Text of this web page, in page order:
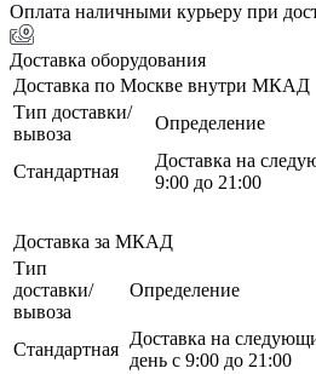
Оплата наличными курьеру при
Доставка оборудования
Доставка по Москве внутри МКАД
Тип доставки/
вывоза
Определение
Стандартная
Доставка на
9:00 до 21:00
Доставка за МКАД
Тип
доставки/
вывоза
Определение
Стандартная
Доставка на
день с 9:00 до 21:00